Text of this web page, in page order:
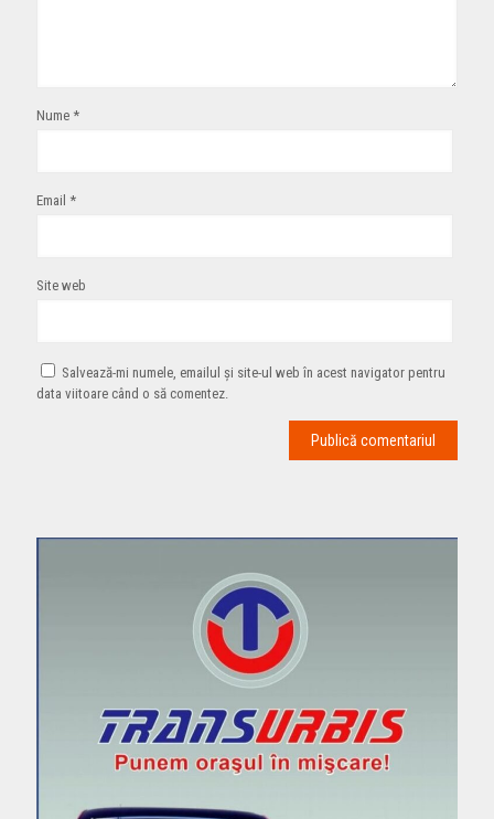
Nume *
Email *
Site web
Salvează-mi numele, emailul și site-ul web în acest navigator pentru
data viitoare când o să comentez.